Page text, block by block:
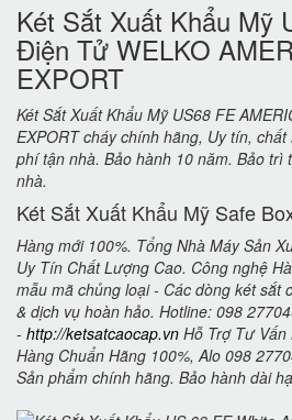
Két Sắt Xuất Khẩu Mỹ
Điện Tử WELKO
EXPORT
Két Sắt Xuất Khẩu Mỹ US68 FE
EXPORT cháy chính hãng, Uy tín,
phí tận nhà. Bảo hành 10 năm. Bảo trì
nhà.
Két Sắt Xuất Khẩu Mỹ Safe
Hàng mới 100%. Tổng Nhà Máy Sản
Uy Tín Chất Lượng Cao. Công nghệ
mẫu mã chủng loại - Các dòng két sắt
& dịch vụ hoàn hảo. Hotline: 098
- http://ketsatcaocap.vn Hỗ Trợ Tư Vấn
Hàng Chuẩn Hãng 100%, Alo 098
Sản phẩm chính hãng. Bảo hành dài